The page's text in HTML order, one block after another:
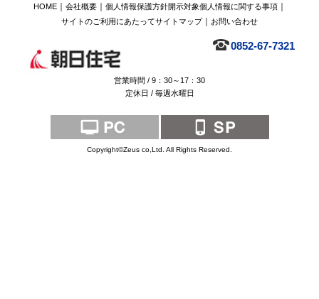
HOME｜ 会社概要｜ 個人情報保護方針開示対象個人情報に関する事項｜
サイトのご利用にあたってサイトマップ｜ お問い合わせ
0852-67-7321
営業時間 / 9：30～17：30
定休日 / 毎週水曜日
Copyright©Zeus co,Ltd. All Rights Reserved.